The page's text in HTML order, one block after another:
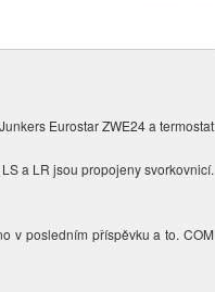
Eurostar ZWE24 a termostat
a LR jsou propojeny svorkovnicí.
v posledním příspěvku a to. COM